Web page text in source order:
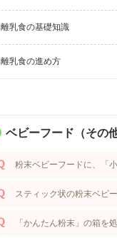
離乳食の基礎知識
離乳食の進め方
ベビーフード（その
粉末ベビーフードに、「
スティック状の粉末ベビ
「かんたん粉末」の箱を